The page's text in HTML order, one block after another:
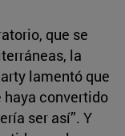
que se
la
lamentó que
haya convertido
ser así”. Y